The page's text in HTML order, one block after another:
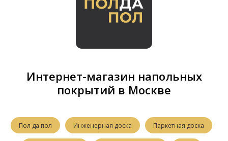
Интернет-магазин напольных
покрытий в Москве
Пол да пол Инженерная доска Паркетная доска